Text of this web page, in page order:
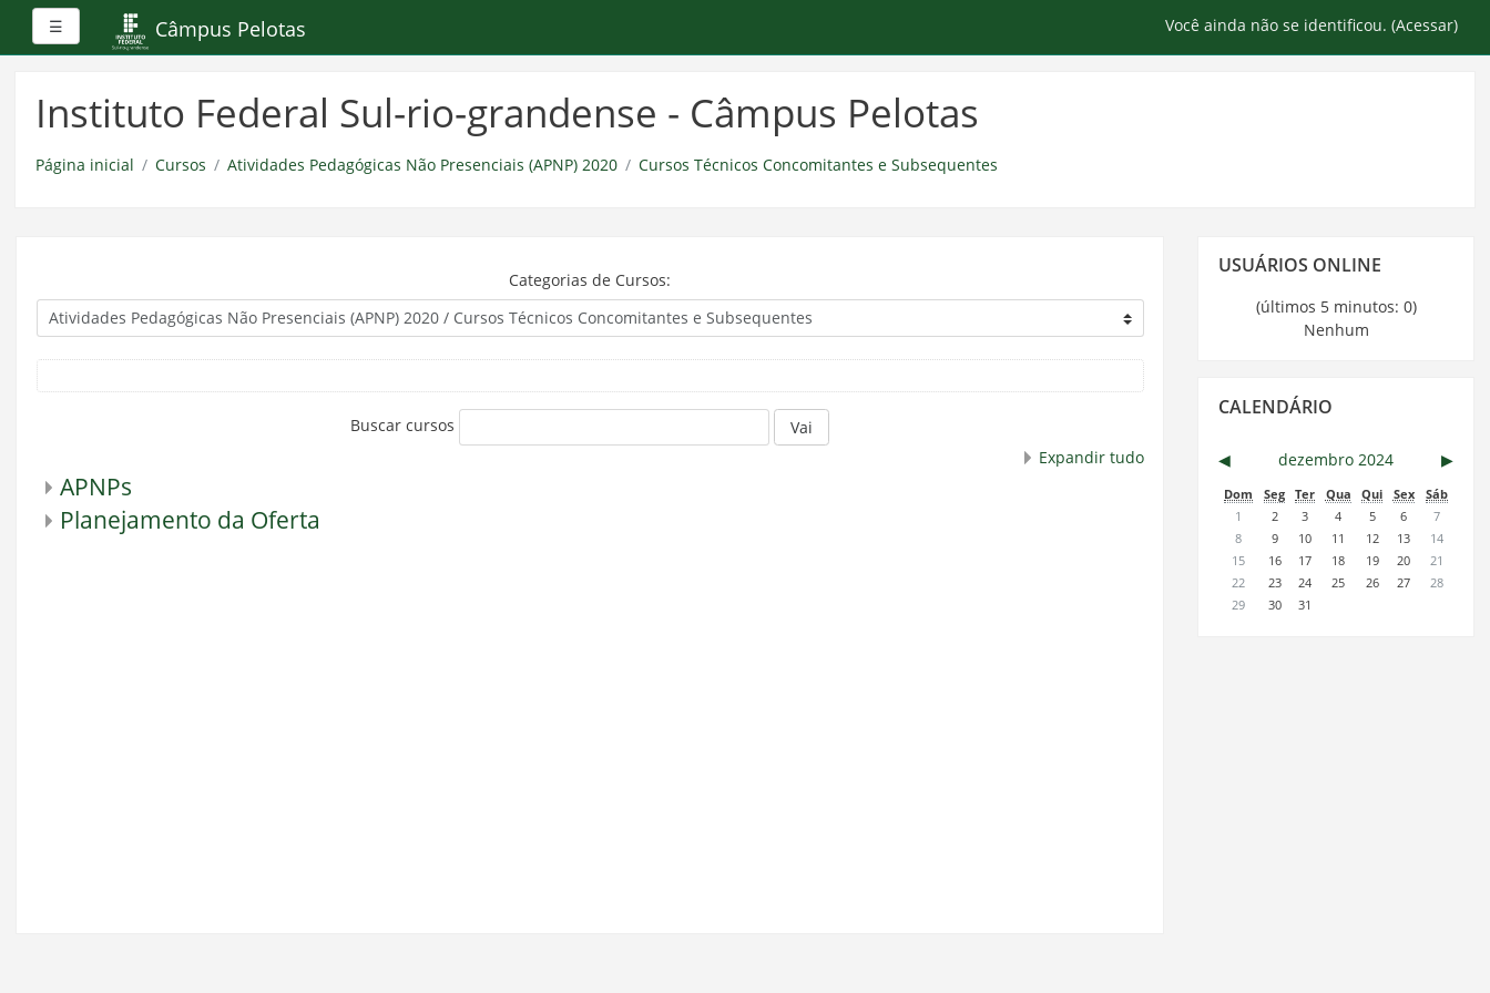
principal
☰ Painel lateralCâmpus Pelotas Você ainda não se identificou. (Acessar)
Instituto Federal Sul-rio-grandense - Câmpus Pelotas
Página inicial Cursos Atividades Pedagógicas Não Presenciais (APNP) 2020 Cursos Técnicos Concomitantes e Subsequentes
Categorias de Cursos:
Buscar cursos
Vai
Expandir tudo
APNPs
Planejamento da Oferta
Usuários
USUÁRIOS ONLINE
(últimos 5 minutos: 0)
Nenhum
Calendário
CALENDÁRIO
◀︎ dezembro 2024 ▶︎
Dom Seg Ter Qua Qui Sex
Sáb
1
2 3 4 5 6
7
8
9 10 11 12 13
14
15
16 17 18 19 20
21
22
23 24 25 26 27
28
29
30 31